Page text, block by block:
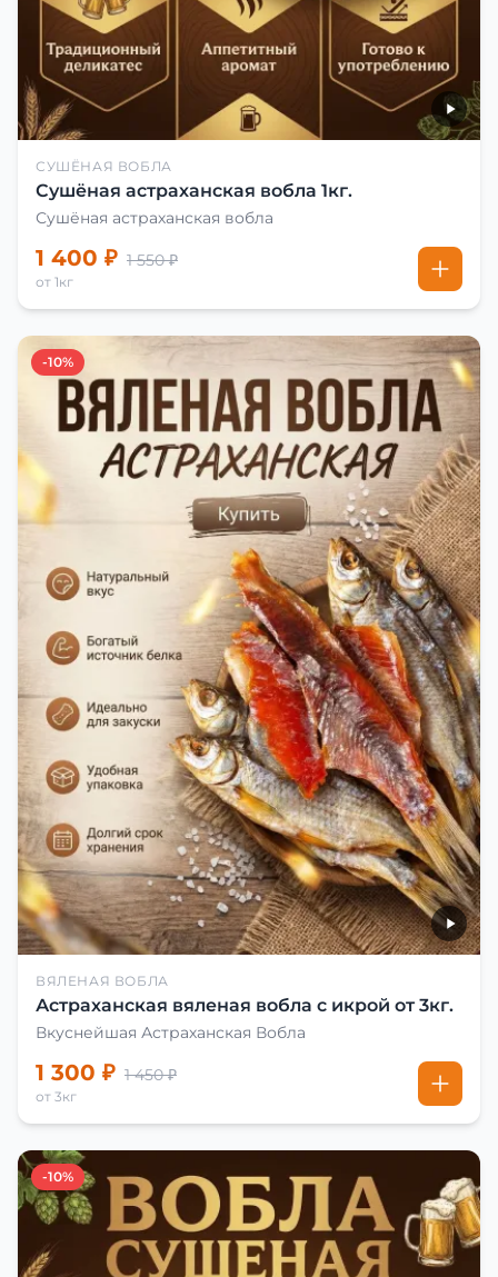
СУШЁНАЯ ВОБЛА
Сушёная астраханская вобла 1кг.
Сушёная астраханская вобла
1 400 ₽ 1 550 ₽
от 1кг
-10%
ВЯЛЕНАЯ ВОБЛА
Астраханская вяленая вобла с икрой от 3кг.
Вкуснейшая Астраханская Вобла
1 300 ₽ 1 450 ₽
от 3кг
-10%